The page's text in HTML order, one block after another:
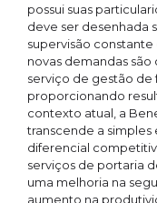
possui suas
deve ser desenhada
supervisão
novas demandas
serviço de gestão de
proporcionando
contexto atual, a
transcende a
diferencial
serviços de portaria
uma melhoria na
aumento na